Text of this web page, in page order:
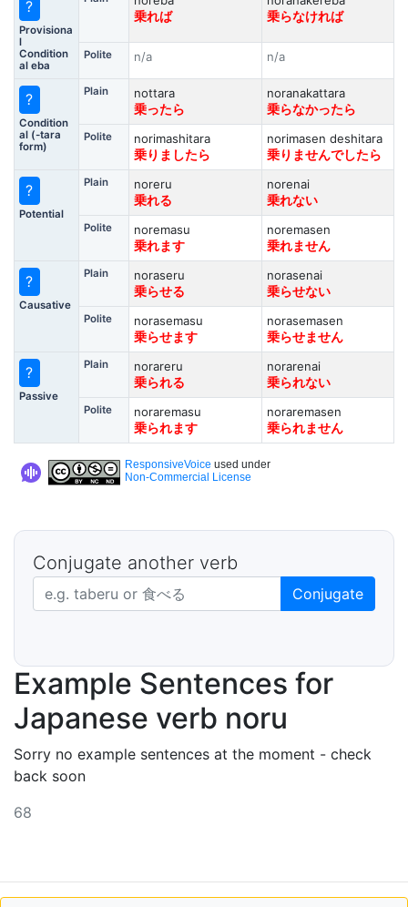
?
Provisiona
l
Condition
al eba
乗れば
乗らなければ
Polite n/a n/a
?
Condition
al (-tara
form)
Plain
nottara
乗ったら
noranakattara
乗らなかったら
Polite
norimashitara
乗りましたら
norimasen deshitara
乗りませんでしたら
?
Potential
Plain
noreru
乗れる
norenai
乗れない
Polite
noremasu
乗れます
noremasen
乗れません
?
Causative
Plain
noraseru
乗らせる
norasenai
乗らせない
Polite
norasemasu
乗らせます
norasemasen
乗らせません
?
Passive
Plain
norareru
乗られる
norarenai
乗られない
Polite
noraremasu
乗られます
noraremasen
乗られません
ResponsiveVoice used under
Non-Commercial License
Conjugate another verb
Japanese verb in dictionary form Conjugate
Example Sentences for
Japanese verb noru
Sorry no example sentences at the moment - check
back soon
68